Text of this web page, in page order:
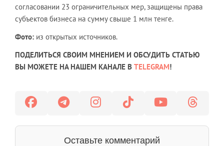
согласовании 23 ограничительных мер, защищены права
субъектов бизнеса на сумму свыше 1 млн тенге.
Фото: из открытых источников.
ПОДЕЛИТЬСЯ СВОИМ МНЕНИЕМ И ОБСУДИТЬ СТАТЬЮ
ВЫ МОЖЕТЕ НА НАШЕМ КАНАЛЕ В TELEGRAM!
Оставьте комментарий